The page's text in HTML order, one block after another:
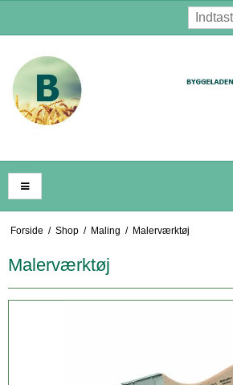
Forside / Shop / Maling / Malerværktøj
Malerværktøj